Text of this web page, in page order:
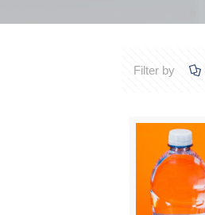
Filter by